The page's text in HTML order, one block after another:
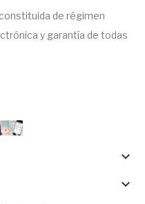
de régimen
y garantía de todas
keyboard_arrow_down
keyboard_arrow_down